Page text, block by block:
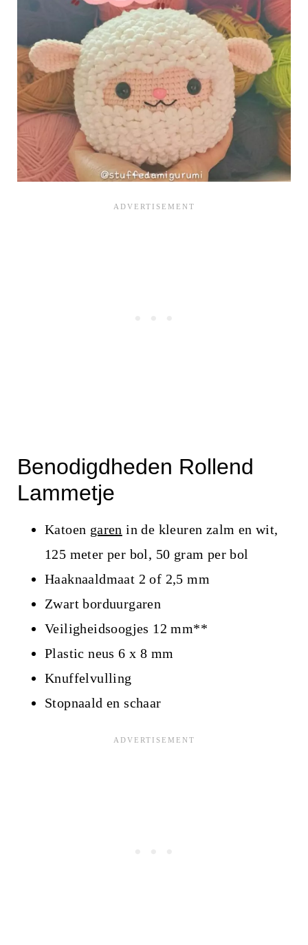
Benodigdheden Rollend
Lammetje
Katoen garen in de kleuren zalm en wit,
125 meter per bol, 50 gram per bol
Haaknaaldmaat 2 of 2,5 mm
Zwart borduurgaren
Veiligheidsoogjes 12 mm**
Plastic neus 6 x 8 mm
Knuffelvulling
Stopnaald en schaar